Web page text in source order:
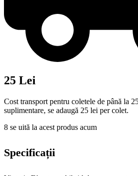
25 Lei
Cost transport pentru coletele de până la
suplimentare, se adaugă 25 lei per colet.
8 se uită la acest produs acum
Specificații